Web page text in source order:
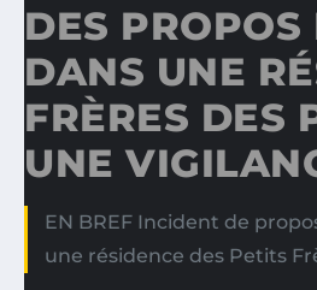
DES PROPOS
DANS UNE
FRÈRES DES
UNE
EN BREF Incident de
une résidence des Petits